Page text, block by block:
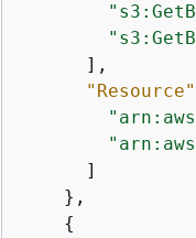
      ],
"Resource"
      ]
    },
{